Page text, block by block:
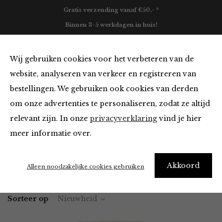
Wij gebruiken cookies voor het verbeteren van de
website, analyseren van verkeer en registreren van
bestellingen. We gebruiken ook cookies van derden
om onze advertenties te personaliseren, zodat ze altijd
relevant zijn. In onze privacyverklaringvind je hier
meer informatie over.
Akkoord
Alleen noodzakelijke cookies gebruiken
Gratis verzending vanaf €50,- *
Binnen 3-5 werkdagen in huis!
Tops en Blouses in het groen
Home Winkel Kleding Tops en Blouses
Sorteer op Nieuwheid